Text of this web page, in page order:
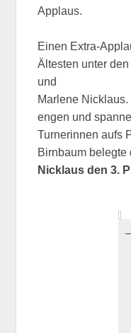
Applaus.
Einen Extra-
Ältesten unter
und
Marlene
engen und
Turnerinnen aufs
Birnbaum belegte
Nicklaus den 3.